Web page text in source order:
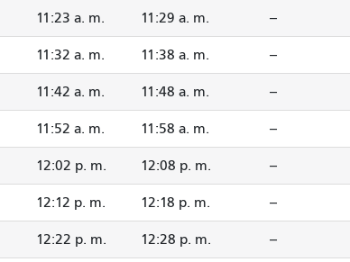
11:23 a. m. 11:29 a. m. --
11:32 a. m. 11:38 a. m. --
11:42 a. m. 11:48 a. m. --
11:52 a. m. 11:58 a. m. --
12:02 p. m. 12:08 p. m. --
12:12 p. m. 12:18 p. m. --
12:22 p. m. 12:28 p. m. --